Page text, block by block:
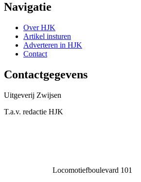
Navigatie
Over HJK
Artikel insturen
Adverteren in HJK
Contact
Contactgegevens
Uitgeverij Zwijsen
T.a.v. redactie HJK
Locomotiefboulevard 101